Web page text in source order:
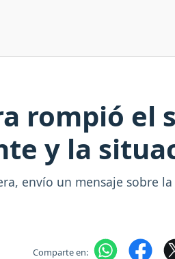
rompió el
y la
envío un mensaje sobre
Comparte en: